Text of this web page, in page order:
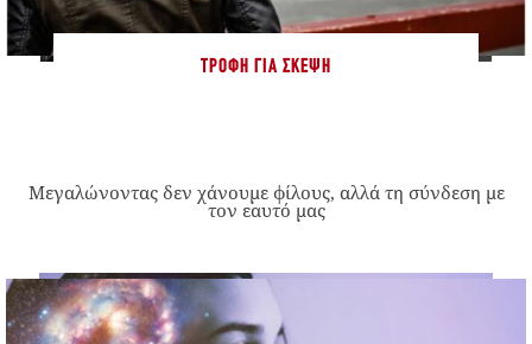
ΤΡΟΦΉ ΓΙΑ ΣΚΈΨΗ
Μεγαλώνοντας δεν χάνουμε φίλους, αλλά τη σύνδεση με
τον εαυτό μας